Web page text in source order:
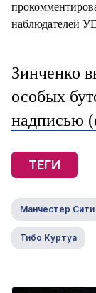
наблюдателей
Зинченко
особых
надписью
ТЕГИ
Манчестер Сити
Тибо Куртуа